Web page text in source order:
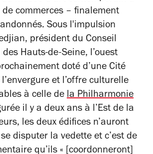
commerces – finalement
Sous l'impulsion
président du Conseil
Hauts-de-Seine, l’ouest
doté d’une Cité
et l’offre culturelle
à celle de la Philharmonie
il y a deux ans à l’Est de la
les deux édifices n’auront
disputer la vedette et c’est de
qu’ils « [coordonneront]